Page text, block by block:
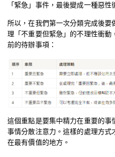
「緊急」事件，最後變成一種惡性
所以，在我們第一次分類完成後
理「不重要但緊急」的不理性衝
前的待辦事項：
這個重點是要集中精力在重要的
事情分散注意力。這樣的處理方式
在最有價值的地方。